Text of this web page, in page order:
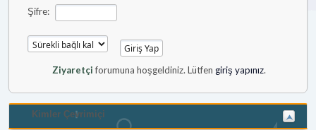
Şifre:
Ziyaretçiforumuna hoşgeldiniz. Lütfen giriş yapınız.
Kimler Çevrimiçi